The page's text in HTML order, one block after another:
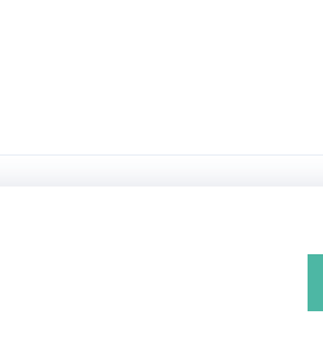
товара, не ухудшающие его качество.